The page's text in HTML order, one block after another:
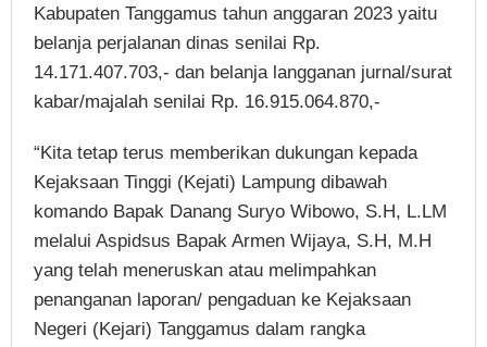
Kabupaten Tanggamus tahun anggaran 2023 yaitu
belanja perjalanan dinas senilai Rp.
14.171.407.703,- dan belanja langganan jurnal/surat
kabar/majalah senilai Rp. 16.915.064.870,-
“Kita tetap terus memberikan dukungan kepada
Kejaksaan Tinggi (Kejati) Lampung dibawah
komando Bapak Danang Suryo Wibowo, S.H, L.LM
melalui Aspidsus Bapak Armen Wijaya, S.H, M.H
yang telah meneruskan atau melimpahkan
penanganan laporan/ pengaduan ke Kejaksaan
Negeri (Kejari) Tanggamus dalam rangka